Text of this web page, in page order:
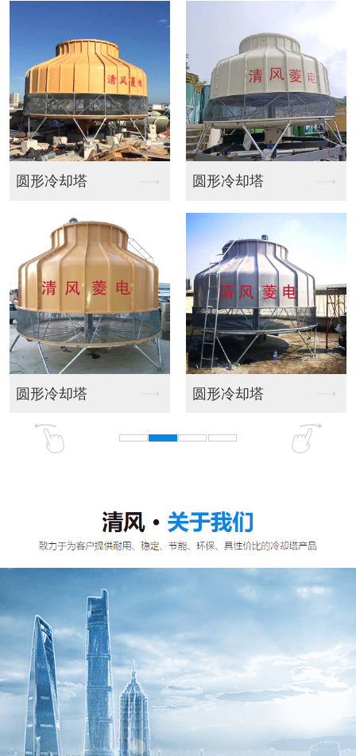
圆形冷却塔
圆形冷却塔
方形橫流式冷卻塔
方形横流冷却塔